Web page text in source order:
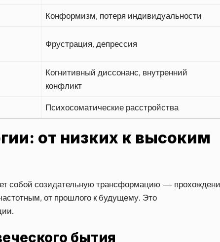
Конформизм, потеря индивидуальности
Фрустрация, депрессия
Когнитивный диссонанс, внутренний
конфликт
Психосоматические расстройства
от низких к высоким
собой созидательную трансформацию —
от прошлого к будущему. Это
бытия